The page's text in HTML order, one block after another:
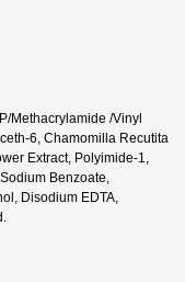
Methacrylamide /Vinyl
6, Chamomilla Recutita
Extract, Polyimide-1,
Benzoate,
Disodium EDTA,